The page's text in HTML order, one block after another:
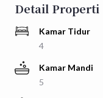
Detail Properti
Kamar Tidur
4
Kamar Mandi
5